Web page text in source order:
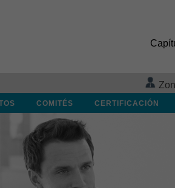
COMITÉS CERTIFICACIÓN